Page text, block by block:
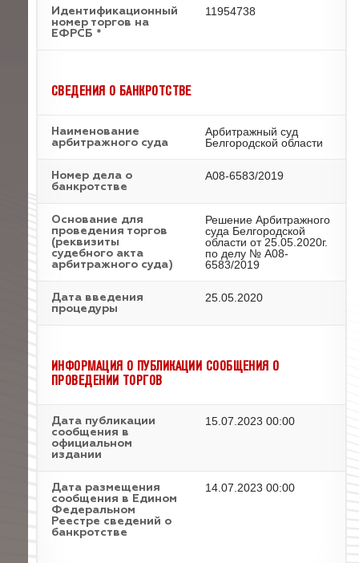
Идентификационный
номер торгов на
ЕФРСБ *
11954738
СВЕДЕНИЯ О БАНКРОТСТВЕ
Наименование
арбитражного суда
Арбитражный суд
Белгородской области
Номер дела о
банкротстве
А08-6583/2019
Основание для
проведения торгов
(реквизиты
судебного акта
арбитражного суда)
Решение Арбитражного
суда Белгородской
области от 25.05.2020г.
по делу № А08-
6583/2019
Дата введения
процедуры
25.05.2020
ИНФОРМАЦИЯ О ПУБЛИКАЦИИ СООБЩЕНИЯ О
ПРОВЕДЕНИИ ТОРГОВ
Дата публикации
сообщения в
официальном
издании
15.07.2023 00:00
Дата размещения
сообщения в Едином
Федеральном
Реестре сведений о
банкротстве
14.07.2023 00:00